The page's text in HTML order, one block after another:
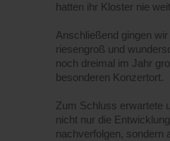
hatten ihr Kloster nie
Anschließend gingen
riesengroß und
noch dreimal im Jahr
besonderen Konzertort.
Zum Schluss erwartete
nicht nur die
nachverfolgen, sondern